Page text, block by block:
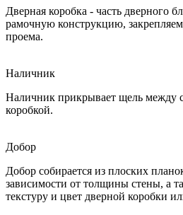
Дверная коробка - часть дверного
рамочную конструкцию,
проема.
Наличник
Наличник прикрывает щель между
коробкой.
Добор
Добор собирается из плоских
зависимости от толщины стены, а
текстуру и цвет дверной коробки